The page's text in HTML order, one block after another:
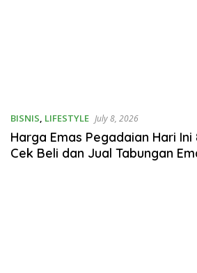
BISNIS, LIFESTYLE July 8, 2026
Harga Emas Pegadaian Hari Ini
Cek Beli dan Jual Tabungan